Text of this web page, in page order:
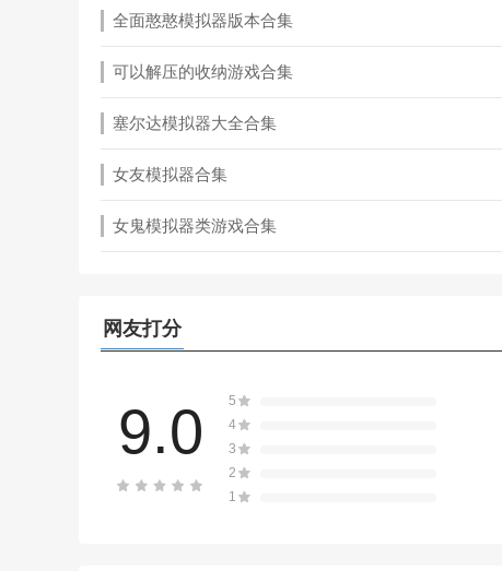
全面憨憨模拟器版本合集
可以解压的收纳游戏合集
塞尔达模拟器大全合集
女友模拟器合集
女鬼模拟器类游戏合集
网友打分
9.0
5
4
3
2
1